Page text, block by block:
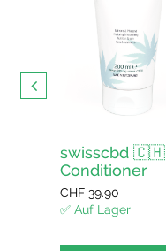
swisscbd 🇨🇭
Conditioner
CHF 39.90
✅ Auf Lager